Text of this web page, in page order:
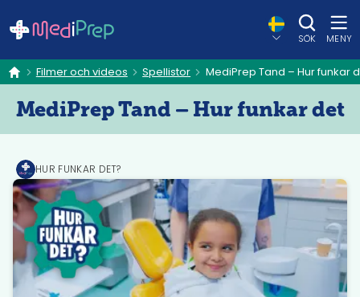
SÖK MENY
hem Filmer och videos Spellistor MediPrep Tand – Hur funkar
MediPrep Tand – Hur funkar det
MediPrep
HUR FUNKAR DET?